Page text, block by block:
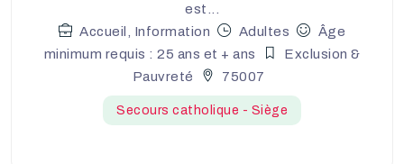
est...
Accueil, Information
Adultes
Âge
minimum requis : 25 ans et + ans
Exclusion &
Pauvreté
75007
Secours catholique - Siège